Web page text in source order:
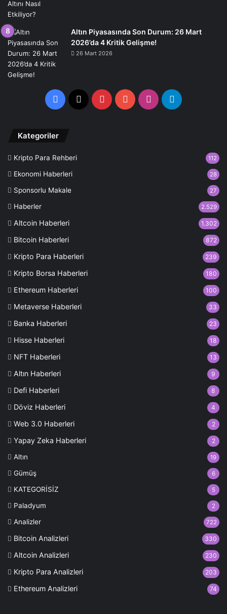
Altın Piyasasında Son Durum: 26 Mart
2026’da 4 Kritik Gelişme!
26 Mart 2026
Facebook PinterestYouTubeInstagramTelegram
Kategoriler
Kripto Para Rehberi 112
Ekonomi Haberleri 28
Sponsorlu Makale 27
Haberler 2.529
Altcoin Haberleri 1.302
Bitcoin Haberleri 872
Kripto Para Haberleri 239
Kripto Borsa Haberleri 180
Ethereum Haberleri 100
Metaverse Haberleri 33
Banka Haberleri 23
Hisse Haberleri 18
NFT Haberleri 13
Altın Haberleri 9
Defi Haberleri 8
Döviz Haberleri 4
Web 3.0 Haberleri 2
Yapay Zeka Haberleri 2
Altın 19
Gümüş 6
KATEGORİSİZ 5
Paladyum 2
Analizler 722
Bitcoin Analizleri 330
Altcoin Analizleri 230
Kripto Para Analizleri 203
Ethereum Analizleri 74